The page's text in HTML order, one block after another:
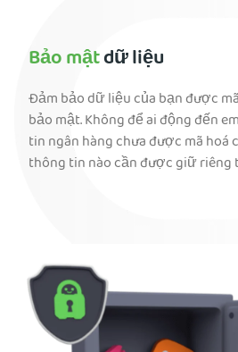
Bảo mậtdữ liệu
Đảm bảo dữ liệu của bạn được
bảo mật. Không để ai động đến
tin ngân hàng chưa được mã hoá
thông tin nào cần được giữ riêng